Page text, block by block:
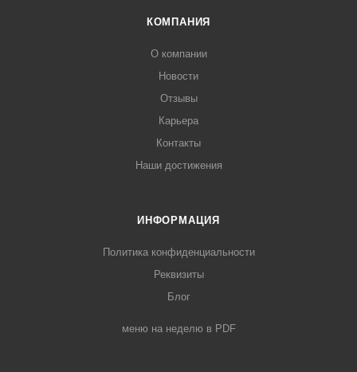
КОМПАНИЯ
О компании
Новости
Отзывы
Карьера
Контакты
Наши достижения
ИНФОРМАЦИЯ
Политика конфиденциальности
Реквизиты
Блог
меню на неделю в PDF